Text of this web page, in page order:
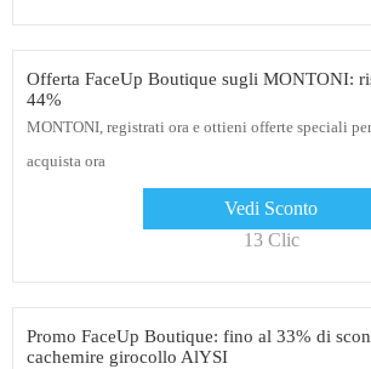
Offerta FaceUp Boutique sugli MONTONI:
44%
MONTONI, registrati ora e ottieni offerte speciali
acquista ora
Vedi Sconto
13 Clic
Promo FaceUp Boutique: fino al 33% di
cachemire girocollo AlYSI